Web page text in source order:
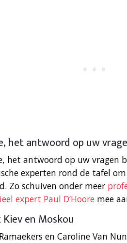
het antwoord op uw
het antwoord op uw vragen
experten rond de tafel
Zo schuiven onder meer
expert Paul D’Hoore mee
en Moskou
en Caroline Van